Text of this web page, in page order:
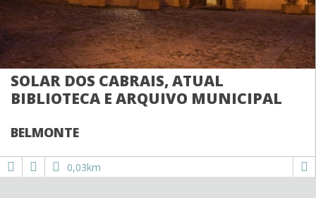
SOLAR DOS CABRAIS, ATUAL
BIBLIOTECA E ARQUIVO MUNICIPAL
BELMONTE
0,03km